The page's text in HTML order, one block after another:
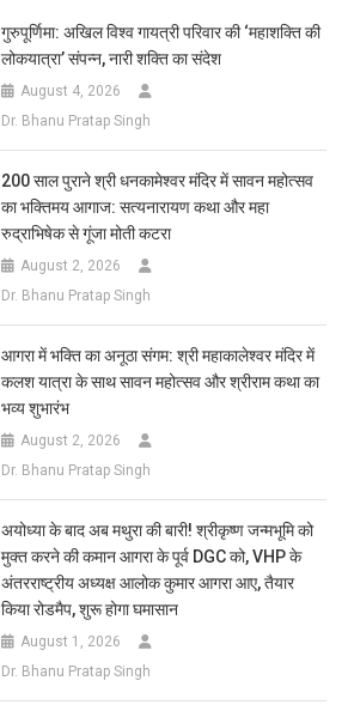
List
गुरुपूर्णिमा: अखिल विश्व गायत्री परिवार की ‘महाशक्ति की
लोकयात्रा’ संपन्न, नारी शक्ति का संदेश
August 4, 2026
Dr. Bhanu Pratap Singh
200 साल पुराने श्री धनकामेश्वर मंदिर में सावन महोत्सव
का भक्तिमय आगाज: सत्यनारायण कथा और महा
रुद्राभिषेक से गूंजा मोती कटरा
August 2, 2026
Dr. Bhanu Pratap Singh
आगरा में भक्ति का अनूठा संगम: श्री महाकालेश्वर मंदिर में
कलश यात्रा के साथ सावन महोत्सव और श्रीराम कथा का
भव्य शुभारंभ
August 2, 2026
Dr. Bhanu Pratap Singh
अयोध्या के बाद अब मथुरा की बारी! श्रीकृष्ण जन्मभूमि को
मुक्त करने की कमान आगरा के पूर्व DGC को, VHP के
अंतरराष्ट्रीय अध्यक्ष आलोक कुमार आगरा आए, तैयार
किया रोडमैप, शुरू होगा घमासान
August 1, 2026
Dr. Bhanu Pratap Singh